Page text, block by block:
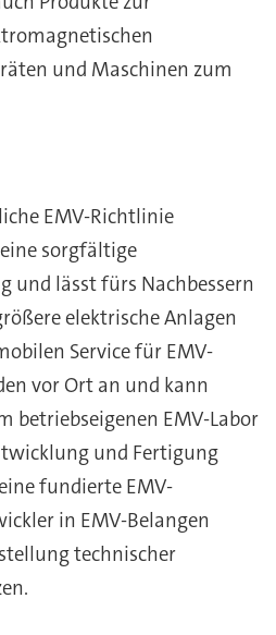
und Maschinen zum
EMV-Richtlinie
sorgfältige
und lässt fürs Nachbessern
elektrische Anlagen
Service für EMV-
vor Ort an und kann
betriebseigenen EMV-Labor
und Fertigung
fundierte EMV-
in EMV-Belangen
technischer